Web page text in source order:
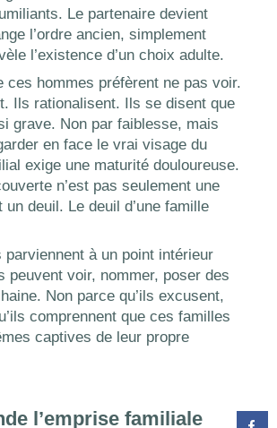
Le partenaire devient
l’ordre ancien, simplement
l’existence d’un choix adulte.
ces hommes préfèrent ne pas voir.
Ils rationalisent. Ils se disent que
grave. Non par faiblesse, mais
en face le vrai visage du
exige une maturité douloureuse.
n’est pas seulement une
un deuil. Le deuil d’une famille
parviennent à un point intérieur
peuvent voir, nommer, poser des
Non parce qu’ils excusent,
comprennent que ces familles
captives de leur propre
l’emprise familiale